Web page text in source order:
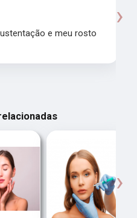
e meu rosto
›
›